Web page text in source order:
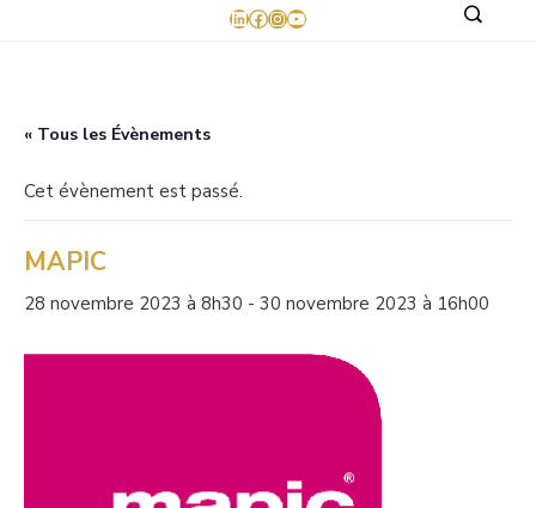
LinkedIn
Facebook
Instagram
YouTube
« Tous les Évènements
Cet évènement est passé.
MAPIC
28 novembre 2023 à 8h30 - 30 novembre 2023 à 16h00